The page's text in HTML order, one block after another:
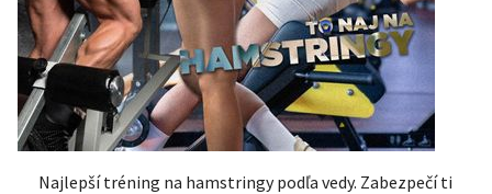
Najlepší tréning na hamstringy podľa vedy. Zabezpečí ti